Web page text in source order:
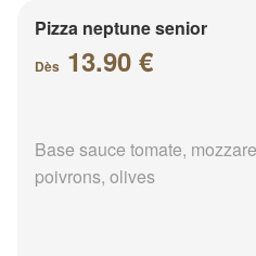
Pizza neptune senior
Dès 13.90 €
Base sauce tomate,
poivrons, olives